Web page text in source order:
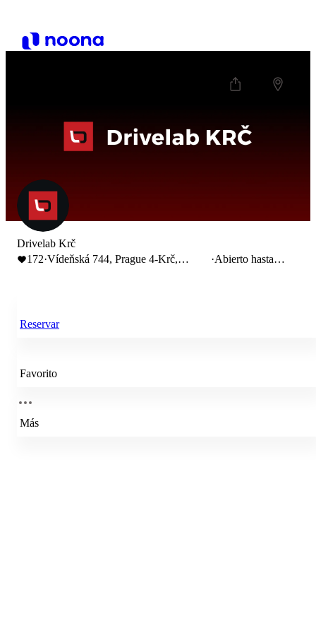
Drivelab Krč
172·Vídeňská 744, Prague 4-Krč,
·Abierto hasta
Reservar
Favorito
Más